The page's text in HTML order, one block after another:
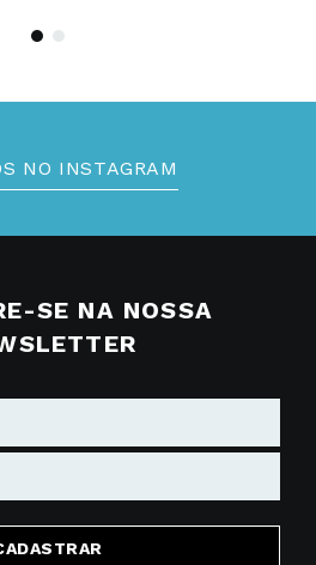
NO INSTAGRAM
SE NA NOSSA